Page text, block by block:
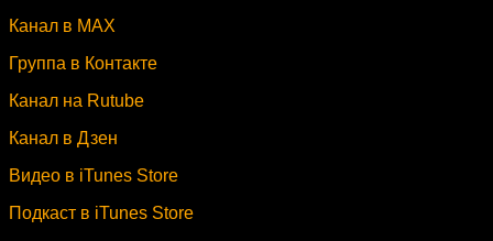
Канал в MAX
Группа в Контакте
Канал на Rutube
Канал в Дзен
Видео в iTunes Store
Подкаст в iTunes Store